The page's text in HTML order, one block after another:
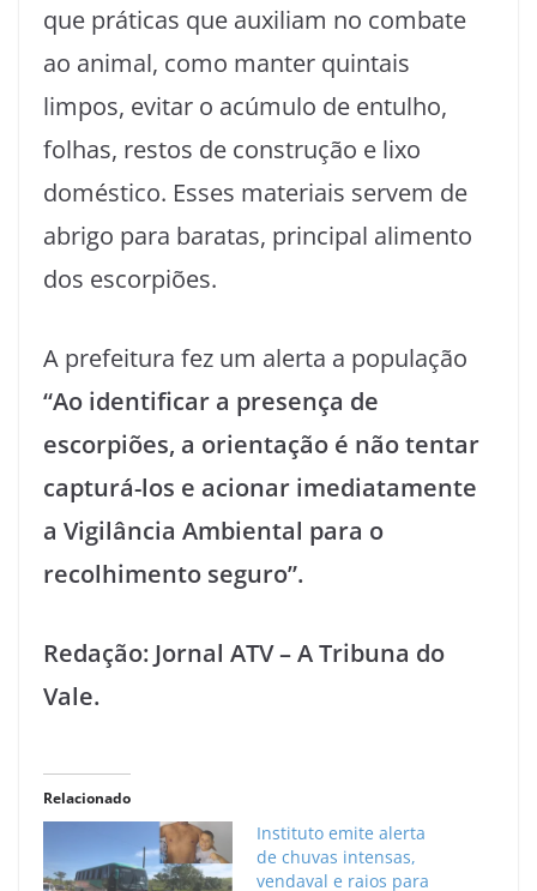
que práticas que auxiliam no combate
ao animal, como manter quintais
limpos, evitar o acúmulo de entulho,
folhas, restos de construção e lixo
doméstico. Esses materiais servem de
abrigo para baratas, principal alimento
dos escorpiões.
A prefeitura fez um alerta a população
“Ao identificar a presença de
escorpiões, a orientação é não tentar
capturá-los e acionar imediatamente
a Vigilância Ambiental para o
recolhimento seguro”.
Redação: Jornal ATV – A Tribuna do
Vale.
Relacionado
Instituto emite alerta
de chuvas intensas,
vendaval e raios para